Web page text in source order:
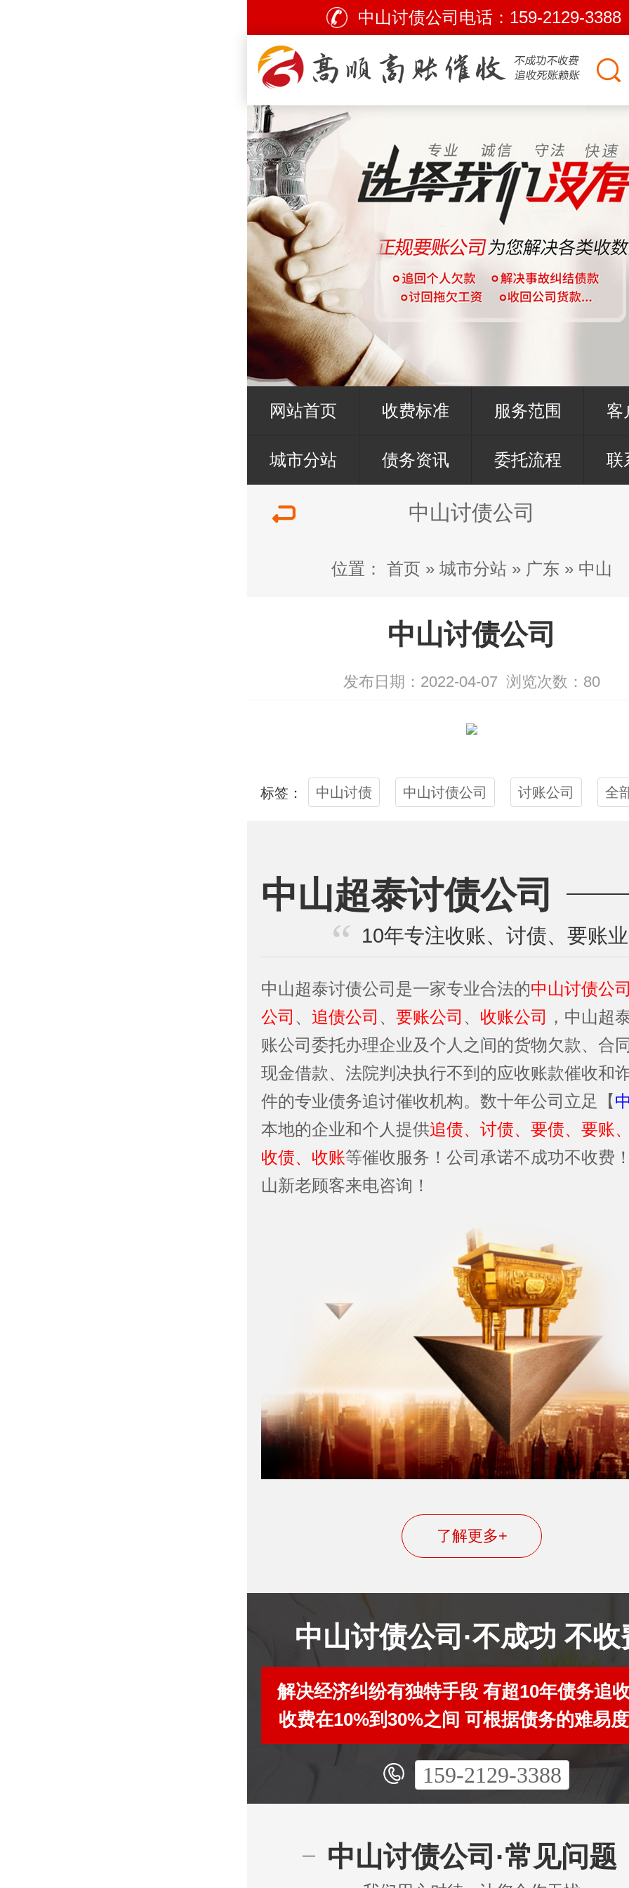
中山讨债公司电话： 159-2129-3388
网站首页 收费标准 服务范围 客
城市分站 债务资讯 委托流程 联
中山讨债公司
位置： 首页 » 城市分站 » 广东 » 中山
中山讨债公司
发布日期：2022-04-07 浏览次数： 80
标签： 中山讨债 中山讨债公司 讨账公司 全
中山超泰讨债公司
10年专注收账、讨债、要账
中山超泰讨债公司是一家专业合法的中山讨债公
公司 、 追债公司 、 要账公司 、 收账公司 ，中山超
账公司委托办理企业及个人之间的货物欠款、合
现金借款、法院判决执行不到的应收账款催收和
件的专业债务追讨催收机构。数十年公司立足【
本地的企业和个人提供追债、讨债、要债、要账
收债、收账等催收服务！公司承诺不成功不收费
山新老顾客来电咨询！
了解更多+
中山讨债公司·不成功 不收
解决经济纠纷有独特手段 有超10年债务追
收费在10%到30%之间 可根据债务的难易
159-2129-3388
中山讨债公司·常见问题